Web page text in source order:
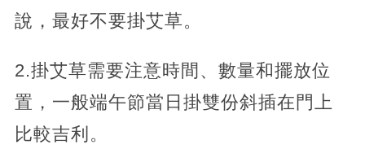
說，最好不要掛艾草。
2.掛艾草需要注意時間、數量和擺放位
置，一般端午節當日掛雙份斜插在門上
比較吉利。